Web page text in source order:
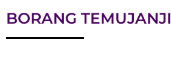
BORANG TEMUJANJI